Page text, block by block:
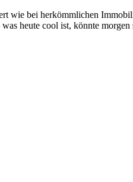
wie bei herkömmlichen
heute cool ist, könnte morgen